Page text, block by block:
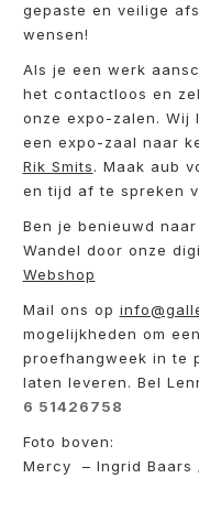
gepaste en veilige
wensen!
Als je een werk
het contactloos en
onze expo-zalen. Wij
een expo-zaal naar
Rik Smits. Maak aub
en tijd af te spreken
Ben je benieuwd
Wandel door onze
Webshop
Mail ons op
mogelijkheden om
proefhangweek in te
laten leveren. Bel
6 51426758
Foto boven:
Mercy – Ingrid Baars